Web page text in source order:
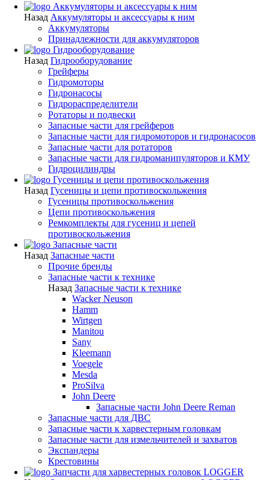
Аккумуляторы и аксессуары к ним
Назад Аккумуляторы и аксессуары к ним
Аккумуляторы
Принадлежности для аккумуляторов
Гидрооборудование
Назад Гидрооборудование
Грейферы
Гидромоторы
Гидронасосы
Гидрораспределители
Ротаторы и подвески
Запасные части для грейферов
Запасные части для гидромоторов и гидронасосов
Запасные части для ротаторов
Запасные части для гидроманипуляторов и КМУ
Гидроцилиндры
Гусеницы и цепи противоскольжения
Назад Гусеницы и цепи противоскольжения
Гусеницы противоскольжения
Цепи противоскольжения
Ремкомплекты для гусениц и цепей
противоскольжения
Запасные части
Назад Запасные части
Прочие бренды
Запасные части к технике
Назад Запасные части к технике
Wacker Neuson
Hamm
Wirtgen
Manitou
Sany
Kleemann
Voegele
Mesda
ProSilva
John Deere
Запасные части John Deere Reman
Запасные части для ДВС
Запасные части к харвестерным головкам
Запасные части для измельчителей и захватов
Экспандеры
Крестовины
Запчасти для харвестерных головок LOGGER